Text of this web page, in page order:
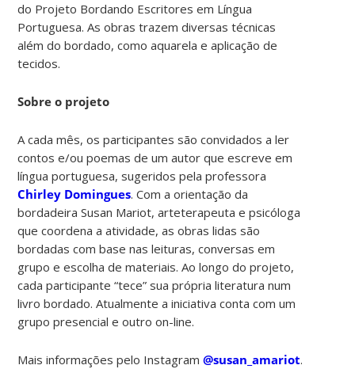
do Projeto Bordando Escritores em Língua
Portuguesa. As obras trazem diversas técnicas
além do bordado, como aquarela e aplicação de
tecidos.
Sobre o projeto
A cada mês, os participantes são convidados a ler
contos e/ou poemas de um autor que escreve em
língua portuguesa, sugeridos pela professora
Chirley Domingues. Com a orientação da
bordadeira Susan Mariot, arteterapeuta e psicóloga
que coordena a atividade, as obras lidas são
bordadas com base nas leituras, conversas em
grupo e escolha de materiais. Ao longo do projeto,
cada participante “tece” sua própria literatura num
livro bordado. Atualmente a iniciativa conta com um
grupo presencial e outro on-line.
Mais informações pelo Instagram@susan_amariot.